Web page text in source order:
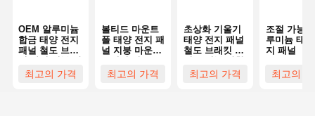
OEM 알루미늄
합금 태양 전지
패널 철도 브래
착최고의 가격
볼티드 마운트
폴 태양 전지 패
널 지붕 마운트
ODM
최고의 가격
초상화 기울기
태양 전지 패널
철도 브래킷 쉐
조정
최고의 가격
조절 가능
루미늄 태
지 패널
최고의